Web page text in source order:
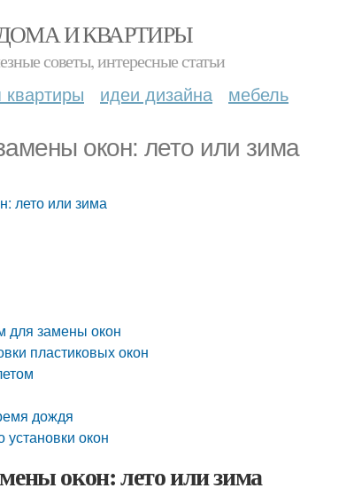
И КВАРТИРЫ
советы, интересные статьи
квартиры идеи дизайна мебель
окон: лето или зима
лето или зима
для замены окон
пластиковых окон
дождя
установки окон
окон: лето или зима